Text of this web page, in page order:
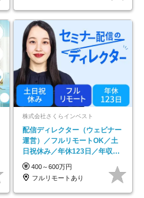
株式会社さくらインベスト
配信ディレクター（ウェビナー
運営）／フルリモートOK／土
日祝休み／年休123日／年収
600万円可
400～600万円
フルリモートあり